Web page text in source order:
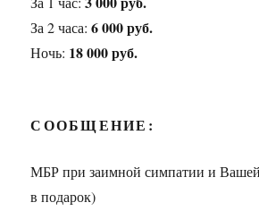
За 2 часа:6 000 руб.
Ночь: 18 000 руб.
СООБЩЕНИЕ:
МБР при заимной симпатии и Вашей
в подарок)